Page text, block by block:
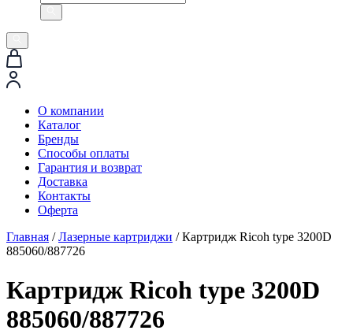
О компании
Каталог
Бренды
Способы оплаты
Гарантия и возврат
Доставка
Контакты
Оферта
Главная /Лазерные картриджи / Картридж Ricoh type 3200D
885060/887726
Картридж Ricoh type 3200D
885060/887726